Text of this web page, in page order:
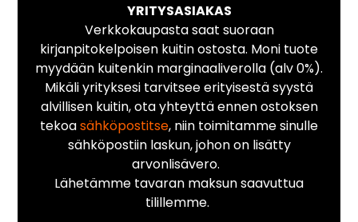
YRITYSASIAKAS
Verkkokaupasta saat suoraan
kirjanpitokelpoisen kuitin ostosta. Moni tuote
myydään kuitenkin marginaaliverolla (alv 0%).
Mikäli yrityksesi tarvitsee erityisestä syystä
alvillisen kuitin, ota yhteyttä ennen ostoksen
tekoasähköpostitse, niin toimitamme sinulle
sähköpostiin laskun, johon on lisätty
arvonlisävero.
Lähetämme tavaran maksun saavuttua
tilillemme.